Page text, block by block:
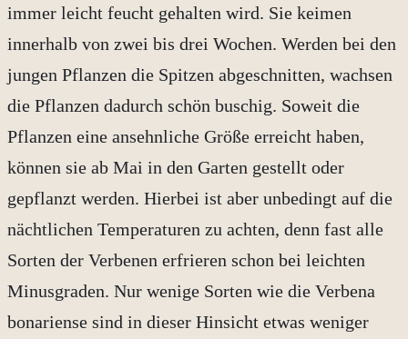
immer leicht feucht gehalten wird. Sie keimen
innerhalb von zwei bis drei Wochen. Werden bei den
jungen Pflanzen die Spitzen abgeschnitten, wachsen
die Pflanzen dadurch schön buschig. Soweit die
Pflanzen eine ansehnliche Größe erreicht haben,
können sie ab Mai in den Garten gestellt oder
gepflanzt werden. Hierbei ist aber unbedingt auf die
nächtlichen Temperaturen zu achten, denn fast alle
Sorten der Verbenen erfrieren schon bei leichten
Minusgraden. Nur wenige Sorten wie die Verbena
bonariense sind in dieser Hinsicht etwas weniger